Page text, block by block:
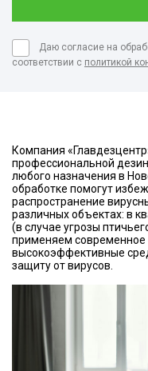
Даю согласие на
соответствии с политикой
Компания
профессиональной
любого назначения в
обработке помогут
распространение
различных объектах: в
(в случае угрозы
применяем современное
высокоэффективные
защиту от вирусов.